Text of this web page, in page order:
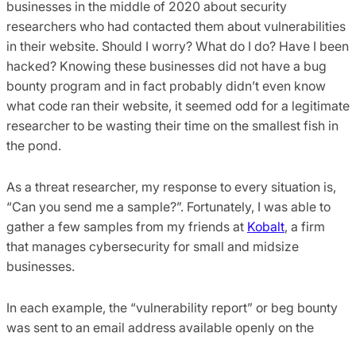
businesses in the middle of 2020 about security
researchers who had contacted them about vulnerabilities
in their website. Should I worry? What do I do? Have I been
hacked? Knowing these businesses did not have a bug
bounty program and in fact probably didn’t even know
what code ran their website, it seemed odd for a legitimate
researcher to be wasting their time on the smallest fish in
the pond.
As a threat researcher, my response to every situation is,
“Can you send me a sample?”. Fortunately, I was able to
gather a few samples from my friends at Kobalt, a firm
that manages cybersecurity for small and midsize
businesses.
In each example, the “vulnerability report” or beg bounty
was sent to an email address available openly on the